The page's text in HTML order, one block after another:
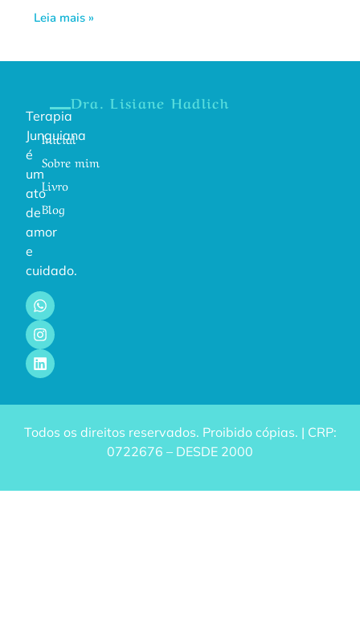
Leia mais »
Terapia
Junguiana
é
um
ato
de
amor
e
cuidado.
Dra. Lisiane Hadlich
Inicial
Sobre mim
Livro
Blog
Todos os direitos reservados. Proibido cópias. | CRP:
0722676 – DESDE 2000